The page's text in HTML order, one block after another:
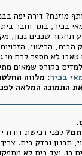
מוזנח? דירה יפה
בכיר, בוגר וחבר
תחקור שכנים נכון,
הרישוי,
טאבו לא מספר לכם מי
בקורס שמאים
בכיר: מלווה
את התמונה המלאה
לפני רכישת דירת
תכנון ובדק בית.
בו. ועד בית לא